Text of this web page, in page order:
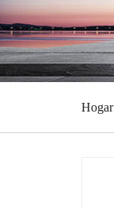
Hogar